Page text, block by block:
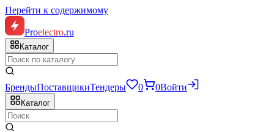
Перейти к содержимому
Proelectro.ru
Каталог
БрендыПоставщикиТендеры 0 0Войти
Каталог